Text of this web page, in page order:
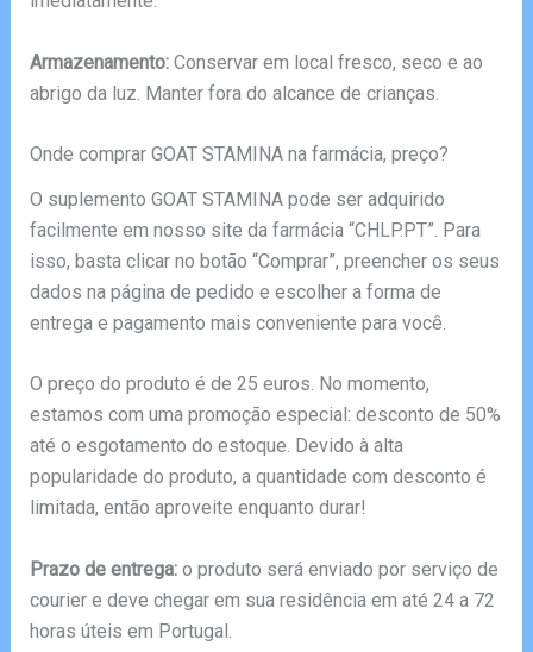
Armazenamento:Conservar em local fresco, seco e ao
abrigo da luz. Manter fora do alcance de crianças.
Onde comprar GOAT STAMINA na farmácia, preço?
O suplemento GOAT STAMINA pode ser adquirido
facilmente em nosso site da farmácia “CHLP.PT”. Para
isso, basta clicar no botão “Comprar”, preencher os seus
dados na página de pedido e escolher a forma de
entrega e pagamento mais conveniente para você.
O preço do produto é de 25 euros. No momento,
estamos com uma promoção especial: desconto de 50%
até o esgotamento do estoque. Devido à alta
popularidade do produto, a quantidade com desconto é
limitada, então aproveite enquanto durar!
Prazo de entrega:o produto será enviado por serviço de
courier e deve chegar em sua residência em até 24 a 72
horas úteis em Portugal.